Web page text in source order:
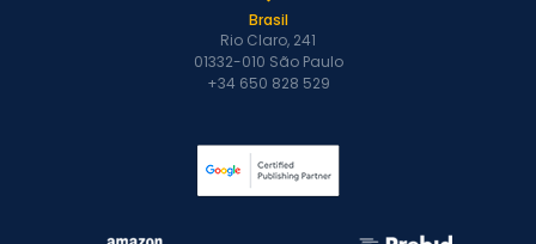
Brasil
Rio Claro, 241
01332-010 São Paulo
+34 650 828 529